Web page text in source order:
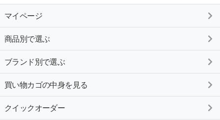
マイページ
商品別で選ぶ
ブランド別で選ぶ
買い物カゴの中身を見る
クイックオーダー